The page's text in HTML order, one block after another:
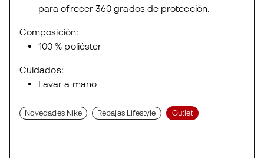
para ofrecer 360 grados de protección.
Composición:
100 % poliéster
Cuidados:
Lavar a mano
Novedades Nike Rebajas Lifestyle Outlet